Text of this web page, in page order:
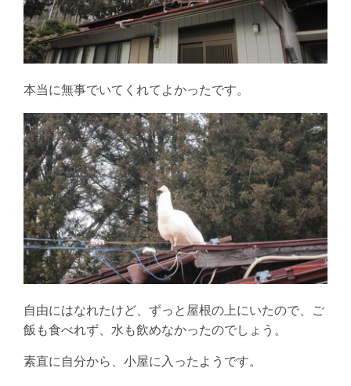
本当に無事でいてくれてよかったです。
自由にはなれたけど、ずっと屋根の上にいたので、ご
飯も食べれず、水も飲めなかったのでしょう。
素直に自分から、小屋に入ったようです。